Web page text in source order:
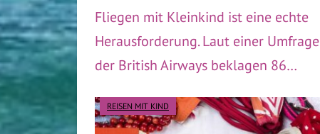
Fliegen mit Kleinkind ist eine echte
Herausforderung. Laut einer Umfrage
der British Airways beklagen 86…
REISEN MIT KIND